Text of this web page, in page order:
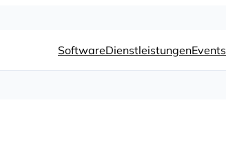
SoftwareDienstleistungenEvents